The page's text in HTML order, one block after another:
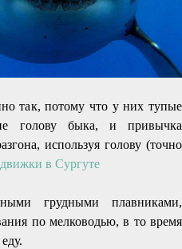
так, потому что у них тупые
голову быка, и привычка
используя голову (точно
в Сургуте
грудными плавниками,
по мелководью, в то время